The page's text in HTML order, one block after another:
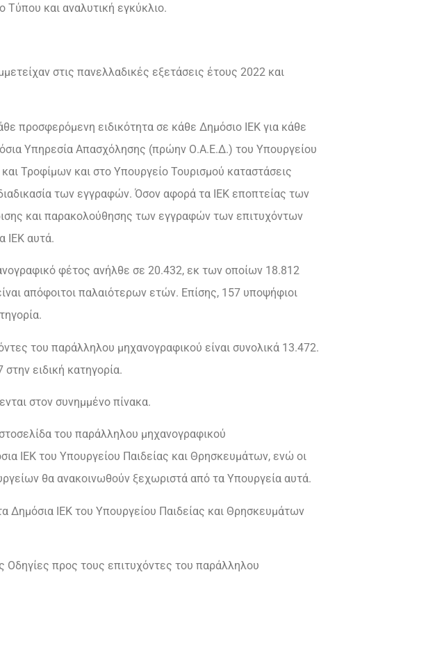
Τύπου και αναλυτική εγκύκλιο.
στις πανελλαδικές εξετάσεις έτους 2022 και
προσφερόμενη ειδικότητα σε κάθε Δημόσιο ΙΕΚ για κάθε
Υπηρεσία Απασχόλησης (πρώην Ο.Α.Ε.Δ.) του Υπουργείου
Τροφίμων και στο Υπουργείο Τουρισμού καταστάσεις
των εγγραφών. Όσον αφορά τα ΙΕΚ εποπτείας των
και παρακολούθησης των εγγραφών των επιτυχόντων
ΙΕΚ αυτά.
φέτος ανήλθε σε 20.432, εκ των οποίων 18.812
απόφοιτοι παλαιότερων ετών. Επίσης, 157 υποψήφιοι
του παράλληλου μηχανογραφικού είναι συνολικά 13.472.
ειδική κατηγορία.
στον συνημμένο πίνακα.
του παράλληλου μηχανογραφικού
ΙΕΚ του Υπουργείου Παιδείας και Θρησκευμάτων, ενώ οι
θα ανακοινωθούν ξεχωριστά από τα Υπουργεία αυτά.
Δημόσια ΙΕΚ του Υπουργείου Παιδείας και Θρησκευμάτων
Οδηγίες προς τους επιτυχόντες του παράλληλου